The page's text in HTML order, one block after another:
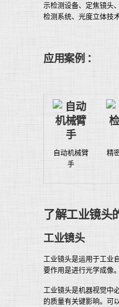
示检测设备、定焦镜头
检测系统、光度立体技
应用案例 ：
自动机械臂
手
精
了解工业镜头
工业镜头
工业镜头是运用于工业
要作用是进行光学成像。
工业镜头是机器视觉中
的质量有关键影响。可